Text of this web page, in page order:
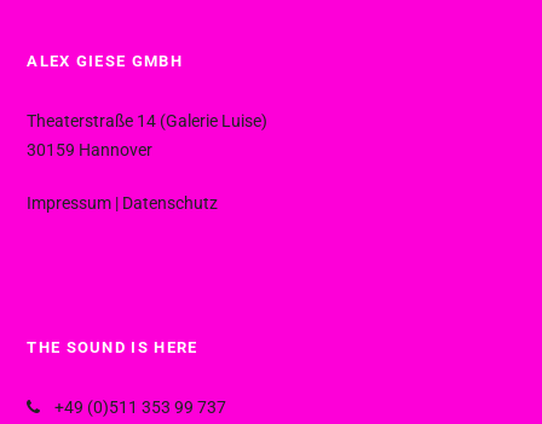
ALEX GIESE GMBH
Theaterstraße 14 (Galerie Luise)
30159 Hannover
Impressum | Datenschutz
THE SOUND IS HERE
+49 (0)511 353 99 737